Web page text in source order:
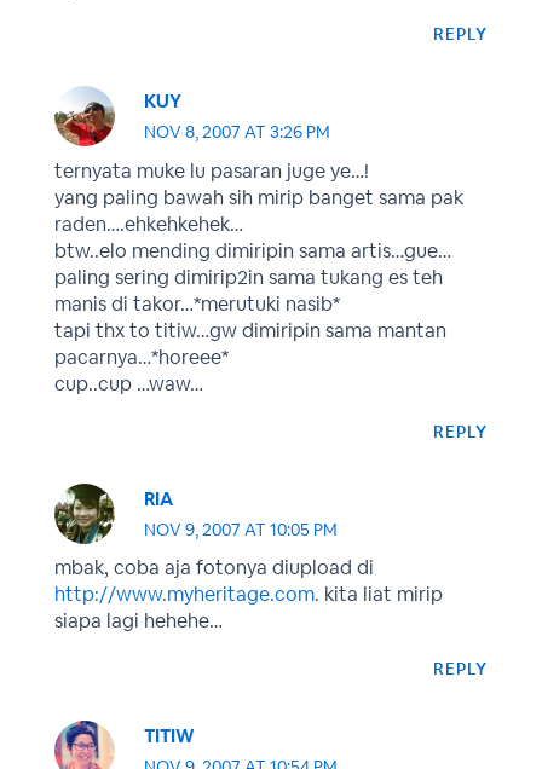
REPLY
KUY
NOV 8, 2007 AT 3:26 PM
ternyata muke lu pasaran juge ye…!
yang paling bawah sih mirip banget sama pak
raden….ehkehkehek…
btw..elo mending dimiripin sama artis…gue…
paling sering dimirip2in sama tukang es teh
manis di takor…*merutuki nasib*
tapi thx to titiw…gw dimiripin sama mantan
pacarnya…*horeee*
cup..cup …waw…
REPLY
RIA
NOV 9, 2007 AT 10:05 PM
mbak, coba aja fotonya diupload di
http://www.myheritage.com. kita liat mirip
siapa lagi hehehe…
REPLY
TITIW